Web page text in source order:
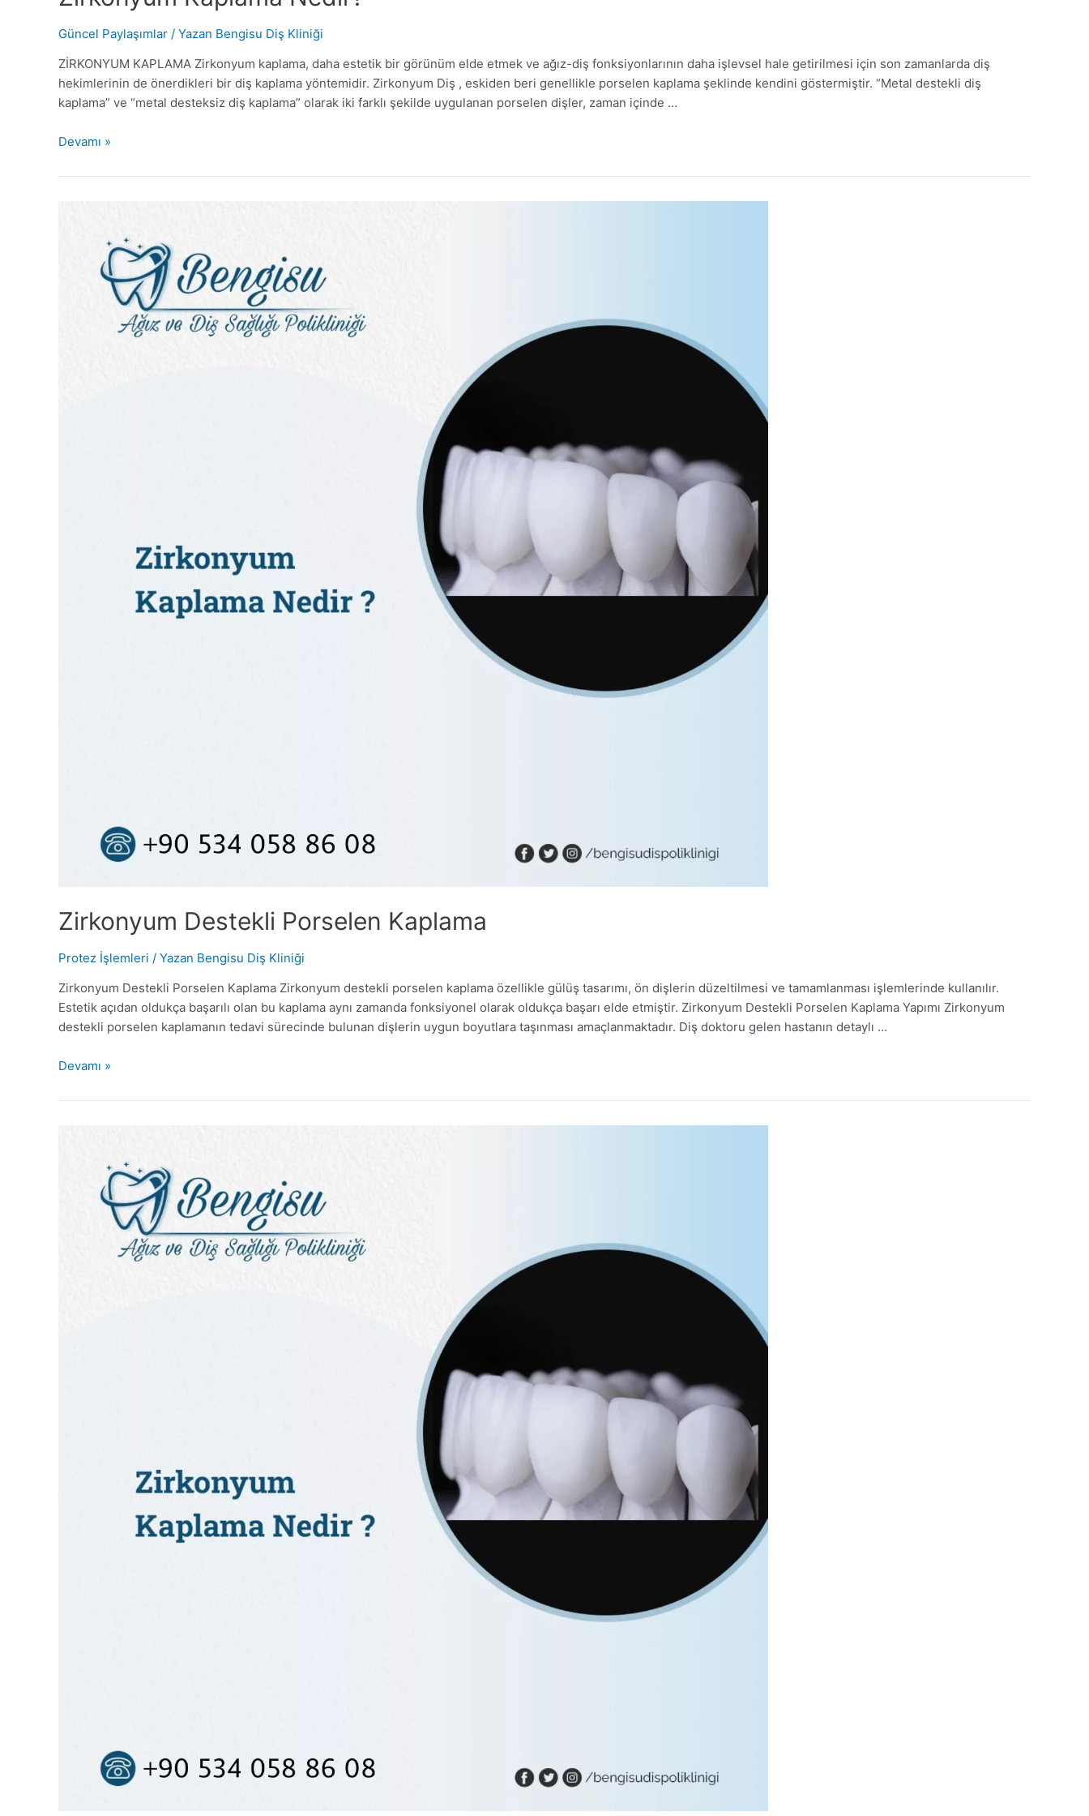
Güncel Paylaşımlar / Yazan Bengisu Diş Kliniği
ZİRKONYUM KAPLAMA Zirkonyum kaplama, daha estetik bir görünüm elde etmek ve ağız-diş fonksiyonlarının daha işlevsel hale getirilmesi için son zamanlarda diş
hekimlerinin de önerdikleri bir diş kaplama yöntemidir. Zirkonyum Diş , eskiden beri genellikle porselen kaplama şeklinde kendini göstermiştir. “Metal destekli diş
kaplama” ve “metal desteksiz diş kaplama” olarak iki farklı şekilde uygulanan porselen dişler, zaman içinde …
Zirkonyum
Nedir?
Devamı »
Zirkonyum Destekli Porselen Kaplama
Protez İşlemleri / Yazan Bengisu Diş Kliniği
Zirkonyum Destekli Porselen Kaplama Zirkonyum destekli porselen kaplama özellikle gülüş tasarımı, ön dişlerin düzeltilmesi ve tamamlanması işlemlerinde kullanılır.
Estetik açıdan oldukça başarılı olan bu kaplama aynı zamanda fonksiyonel olarak oldukça başarı elde etmiştir. Zirkonyum Destekli Porselen Kaplama Yapımı Zirkonyum
destekli porselen kaplamanın tedavi sürecinde bulunan dişlerin uygun boyutlara taşınması amaçlanmaktadır. Diş doktoru gelen hastanın detaylı …
Zirkonyum
Porselen
Devamı »